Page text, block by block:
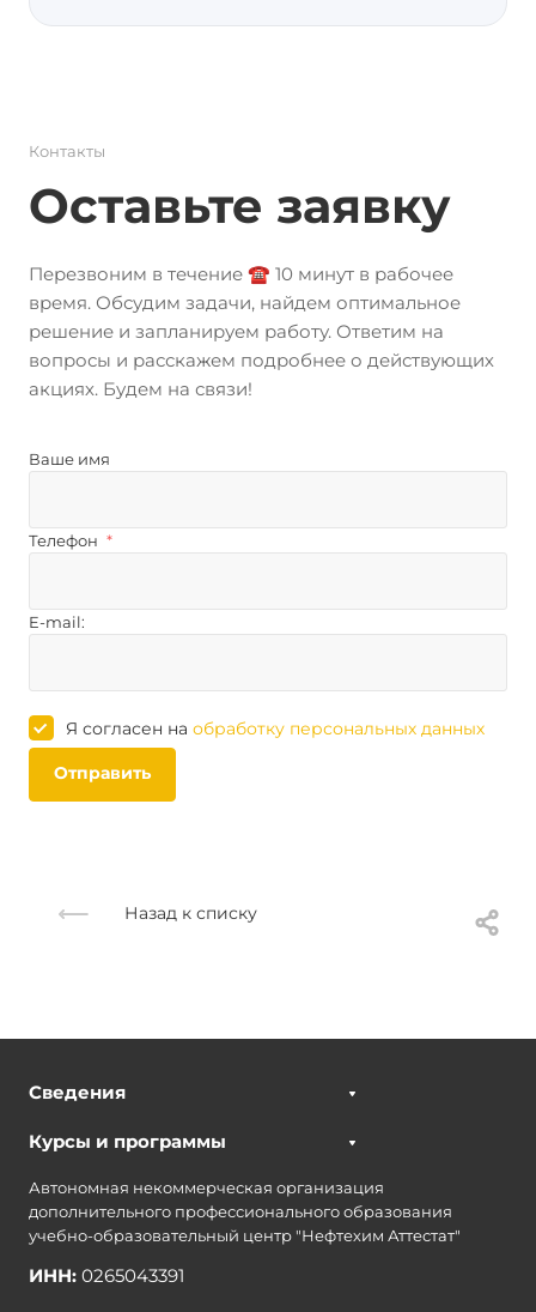
Контакты
Оставьте заявку
Перезвоним в течение ☎️ 10 минут в рабочее
время. Обсудим задачи, найдем оптимальное
решение и запланируем работу. Ответим на
вопросы и расскажем подробнее о действующих
акциях. Будем на связи!
Ваше имя
Телефон *
E-mail:
Я согласен на обработку персональных данных
Отправить
Назад к списку
Сведения
Курсы и программы
Автономная некоммерческая организация
дополнительного профессионального образования
учебно-образовательный центр "Нефтехим Аттестат"
ИНН: 0265043391